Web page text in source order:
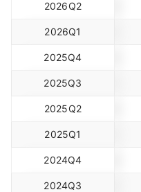
2026Q2
2026Q1
2025Q4
2025Q3
2025Q2
2025Q1
2024Q4
2024Q3